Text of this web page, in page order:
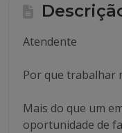
Atendente
Por que trabalhar
Mais do que um
oportunidade de